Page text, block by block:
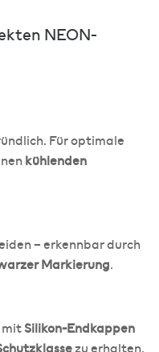
NEON-
Für optimale
kühlenden
– erkennbar durch
Markierung.
mitSilikon-Endkappen